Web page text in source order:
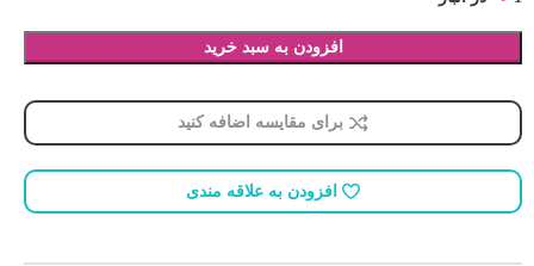
افزودن به سبد خرید
برای مقایسه اضافه کنید
افزودن به علاقه مندی